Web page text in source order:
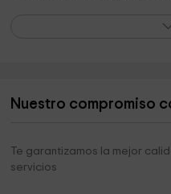
Capilla de San Bartolo
Iglesia De San Miguel
Nuestro compromiso
Te garantizamos la mejor
servicios